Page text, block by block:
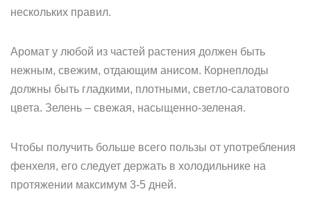
нескольких правил.
Аромат у любой из частей растения должен быть
нежным, свежим, отдающим анисом. Корнеплоды
должны быть гладкими, плотными, светло-салатового
цвета. Зелень – свежая, насыщенно-зеленая.
Чтобы получить больше всего пользы от употребления
фенхеля, его следует держать в холодильнике на
протяжении максимум 3-5 дней.